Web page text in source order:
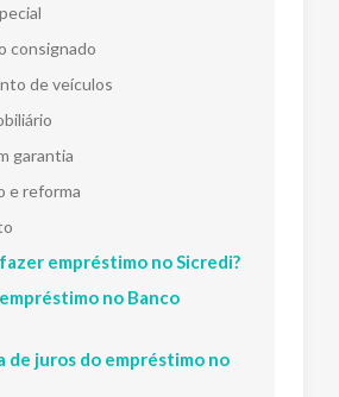
consignado
de veículos
garantia
e reforma
empréstimo no Sicredi?
no Banco
de juros do empréstimo no